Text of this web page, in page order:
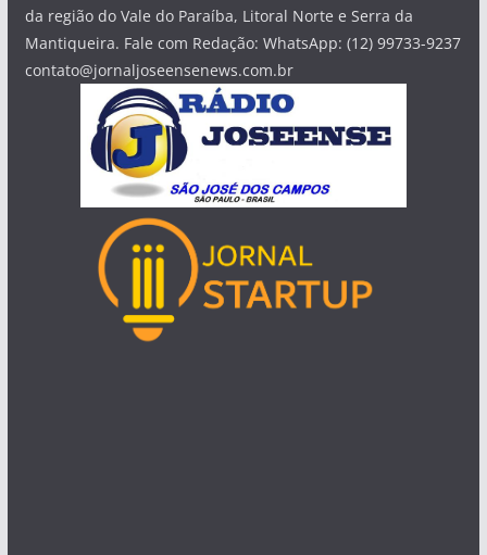
da região do Vale do Paraíba, Litoral Norte e Serra da
Mantiqueira. Fale com Redação: WhatsApp: (12) 99733-9237
contato@jornaljoseensenews.com.br